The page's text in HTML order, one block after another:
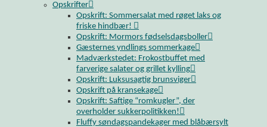
Opskrifter
Opskrift: Sommersalat med røget laks og
friske hindbær!
Opskrift: Mormors fødselsdagsboller
Gæsternes yndlings sommerkage
Madværkstedet: Frokostbuffet med
farverige salater og grillet kylling
Opskrift: Luksusagtig brunsviger
Opskrift på kransekage
Opskrift: Saftige “romkugler”, der
overholder sukkerpolitikken!
Fluffy søndagspandekager med blåbærsylt